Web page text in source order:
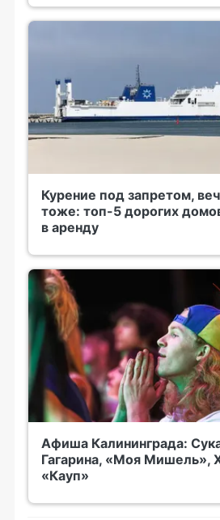
Курение под запретом,
тоже: топ-5 дорогих
в аренду
Афиша Калининграда:
Гагарина, «Моя Мишель»,
«Кауп»